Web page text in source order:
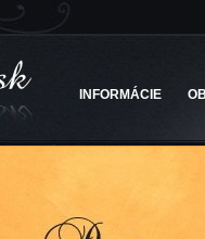
INFORMÁCIE